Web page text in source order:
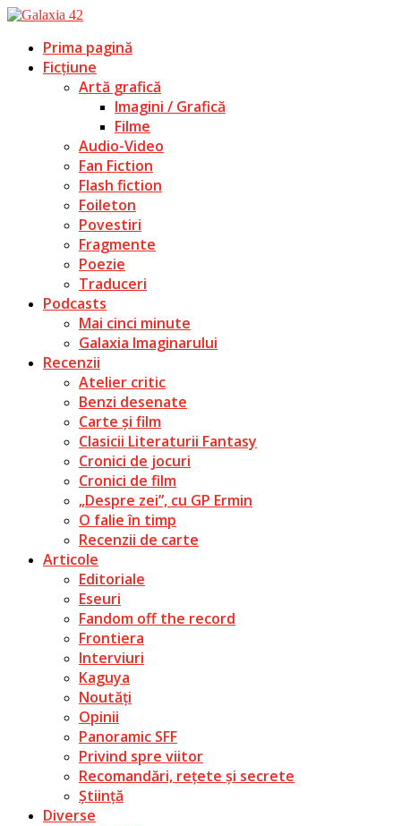
Prima pagină
Ficțiune
Artă grafică
Imagini / Grafică
Filme
Audio-Video
Fan Fiction
Flash fiction
Foileton
Povestiri
Fragmente
Poezie
Traduceri
Podcasts
Mai cinci minute
Galaxia Imaginarului
Recenzii
Atelier critic
Benzi desenate
Carte și film
Clasicii Literaturii Fantasy
Cronici de jocuri
Cronici de film
„Despre zei”, cu GP Ermin
O falie în timp
Recenzii de carte
Articole
Editoriale
Eseuri
Fandom off the record
Frontiera
Interviuri
Kaguya
Noutăți
Opinii
Panoramic SFF
Privind spre viitor
Recomandări, rețete și secrete
Știință
Diverse